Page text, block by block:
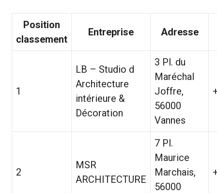
Position
classement
Entreprise Adresse
1
LB – Studio d
Architecture
intérieure &
Décoration
3 Pl. du
Maréchal
Joffre,
56000
Vannes
2
MSR
ARCHITECTURE
7 Pl.
Maurice
Marchais,
56000